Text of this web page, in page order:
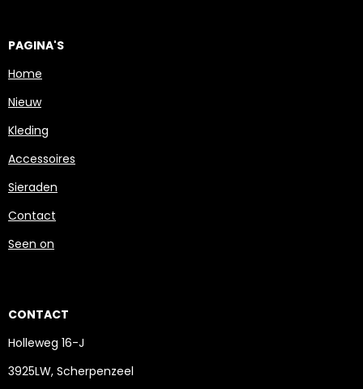
PAGINA'S
Home
Nieuw
Kleding
Accessoires
Sieraden
Contact
Seen on
CONTACT
Holleweg 16-J
3925LW, Scherpenzeel